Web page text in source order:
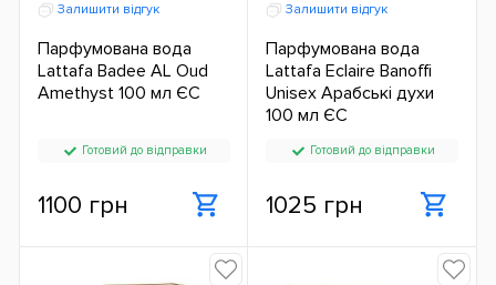
Залишити відгук
Парфумована вода
Lattafa Badee AL Oud
Amethyst 100 мл ЄС
Готовий до відправки
1100 грн
Залишити відгук
Парфумована вода
Lattafa Eclaire Banoffi
Unisex Арабські духи
100 мл ЄС
Готовий до відправки
1025 грн